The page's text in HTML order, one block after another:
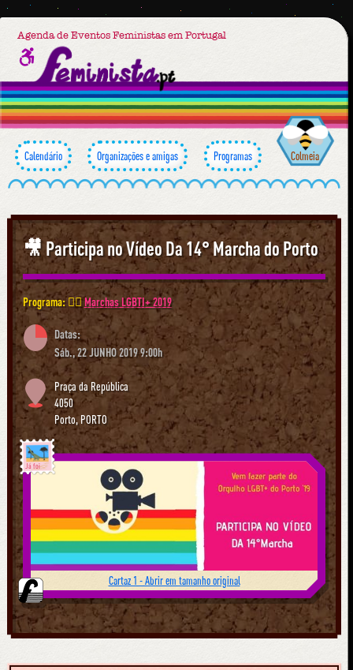
Agenda de Eventos Feministas em Portugal
Calendário Organizações e amigas Programas Colmeia
🎥 Participa no Vídeo Da 14° Marcha do Porto
Programa: 🏳️‍🌈Marchas LGBTI+ 2019
Datas:
Sáb., 22 JUNHO 2019 9:00h
Praça da República
4050
Porto,PORTO
Já foi
Cartaz 1 - Abrir em tamanho original